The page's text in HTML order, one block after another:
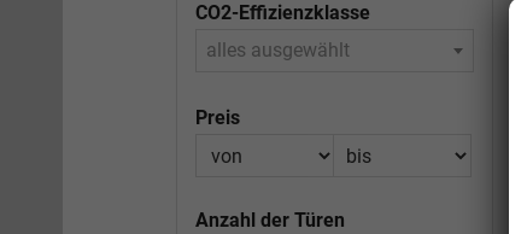
CO2-Effizienzklasse
alles ausgewählt
Preis
Anzahl der Türen